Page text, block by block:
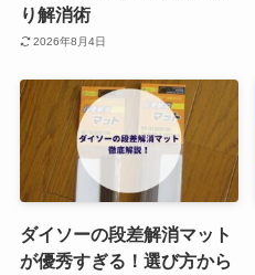
り解消術
2026年8月4日
ダイソーの段差解消マット
が優秀すぎる！選び方から